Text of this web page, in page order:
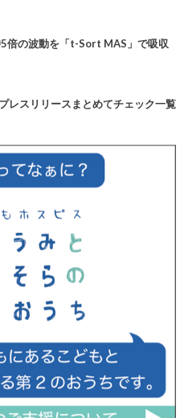
倍の波動を「t-Sort MAS」で吸収
プレスリリースまとめてチェック一覧